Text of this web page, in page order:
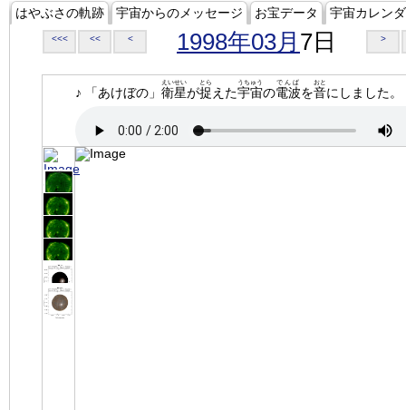
はやぶさの軌跡 宇宙からのメッセージ お宝データ 宇宙カレン
<<< << < 1998年03月 7日 >
♪ 「あけぼの」 衛星
えいせい
が捉
とら
えた宇宙
うちゅう
の電波
でんぱ
を音
おと
にしました。